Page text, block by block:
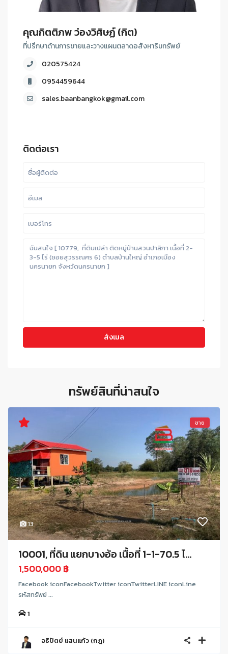
คุณกิตติภพ ว่องวิศิษฏ์ (กิต)
ที่ปรึกษาด้านการขายและวางแผนตลาดอสังหาริมทรัพย์
020575424
0954459644
sales.baanbangkok@gmail.com
ติดต่อเรา
ทรัพย์สินที่น่าสนใจ
13
ขาย
10001, ที่ดิน แยกบางอ้อ เนื้อที่ 1-1-70.5 ไ...
1,500,000 ฿
Facebook iconFacebookTwitter iconTwitterLINE iconLine
รหัสทรัพย์ ...
1
อธิปัตย์ แสนแก้ว (กฎ)